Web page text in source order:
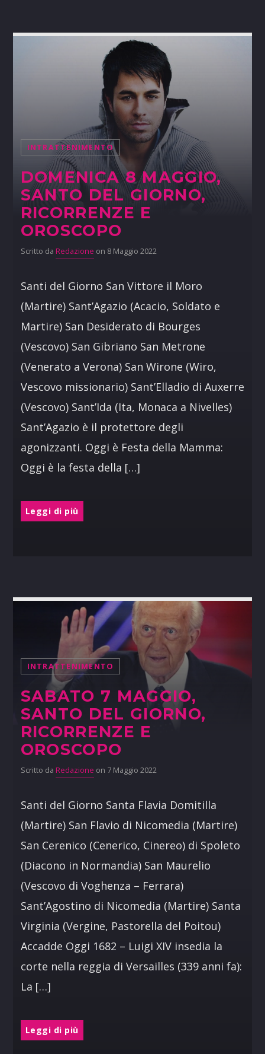
INTRATTENIMENTO
DOMENICA 8 MAGGIO,
SANTO DEL GIORNO,
RICORRENZE E
OROSCOPO
Scritto da Redazione on 8 Maggio 2022
Santi del Giorno San Vittore il Moro
(Martire) Sant’Agazio (Acacio, Soldato e
Martire) San Desiderato di Bourges
(Vescovo) San Gibriano San Metrone
(Venerato a Verona) San Wirone (Wiro,
Vescovo missionario) Sant’Elladio di Auxerre
(Vescovo) Sant’Ida (Ita, Monaca a Nivelles)
Sant’Agazio è il protettore degli
agonizzanti. Oggi è Festa della Mamma:
Oggi è la festa della […]
Leggi di più
INTRATTENIMENTO
SABATO 7 MAGGIO,
SANTO DEL GIORNO,
RICORRENZE E
OROSCOPO
Scritto da Redazione on 7 Maggio 2022
Santi del Giorno Santa Flavia Domitilla
(Martire) San Flavio di Nicomedia (Martire)
San Cerenico (Cenerico, Cinereo) di Spoleto
(Diacono in Normandia) San Maurelio
(Vescovo di Voghenza – Ferrara)
Sant’Agostino di Nicomedia (Martire) Santa
Virginia (Vergine, Pastorella del Poitou)
Accadde Oggi 1682 – Luigi XIV insedia la
corte nella reggia di Versailles (339 anni fa):
La […]
Leggi di più